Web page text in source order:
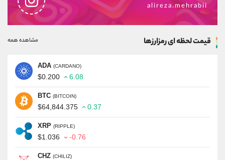
alireza.mehrabii
قیمت لحظه ای رمزارزها مشاهده همه
ADA (CARDANO)
$0.200 6.08
BTC (BITCOIN)
$64,844.375 0.37
XRP (RIPPLE)
$1.036 -0.76
CHZ (CHILIZ)